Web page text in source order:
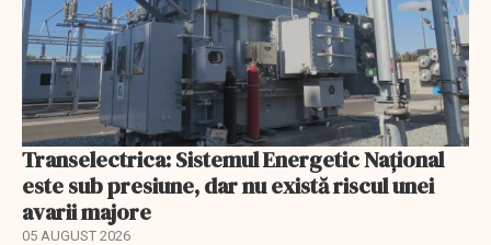
Transelectrica: Sistemul Energetic Național
este sub presiune, dar nu există riscul unei
avarii majore
05 AUGUST 2026